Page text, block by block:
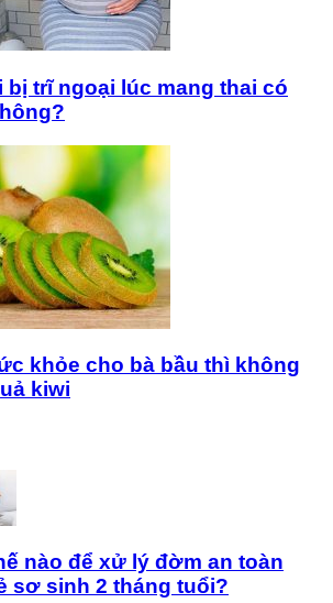
bị trĩ ngoại lúc mang thai có
khỏe cho bà bầu thì không
kiwi
nào để xử lý đờm an toàn
sơ sinh 2 tháng tuổi?